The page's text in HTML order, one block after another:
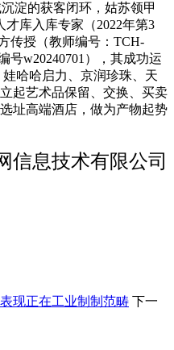
淀的获客闭环，姑苏领甲
才库入库专家（2022年第3
传授（教师编号：TCH-
号w20240701），其成功运
哈哈启力、京润珍珠、天
起艺术品保留、交换、买卖
址高端酒店，做为产物起势
信息技术有限公司
现正在工业制制范畴 下一